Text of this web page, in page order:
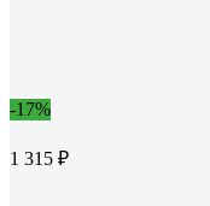
-17%
1 315 ₽